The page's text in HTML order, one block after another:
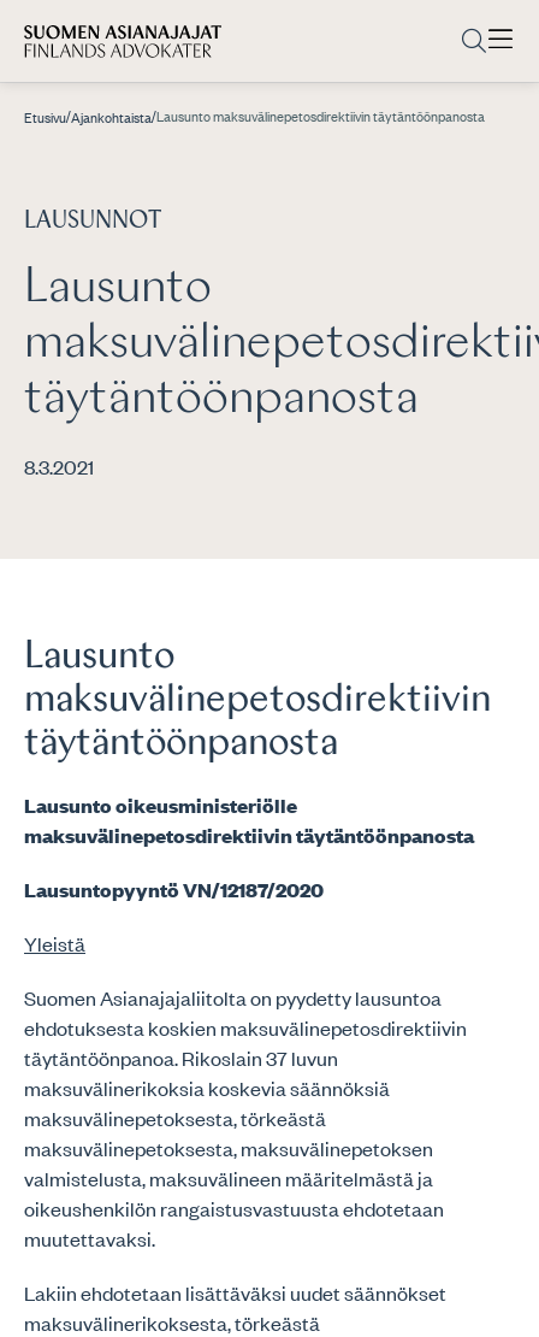
Etusivu/Ajankohtaista/Lausunto maksuvälinepetosdirektiivin täytäntöönpanosta
LAUSUNNOT
Lausunto
täytäntöönpanosta
8.3.2021
Lausunto
maksuvälinepetosdirektiivin
täytäntöönpanosta
Lausunto oikeusministeriölle
maksuvälinepetosdirektiivin täytäntöönpanosta
Lausuntopyyntö VN/12187/2020
Yleistä
Suomen Asianajajaliitolta on pyydetty lausuntoa
ehdotuksesta koskien maksuvälinepetosdirektiivin
täytäntöönpanoa. Rikoslain 37 luvun
maksuvälinerikoksia koskevia säännöksiä
maksuvälinepetoksesta, törkeästä
maksuvälinepetoksesta, maksuvälinepetoksen
valmistelusta, maksuvälineen määritelmästä ja
oikeushenkilön rangaistusvastuusta ehdotetaan
muutettavaksi.
Lakiin ehdotetaan lisättäväksi uudet säännökset
maksuvälinerikoksesta, törkeästä